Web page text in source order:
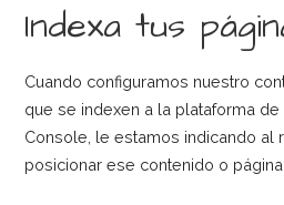
Indexa tus
Cuando configuramos nuestro
que se indexen a la plataforma
Console, le estamos indicando al
posicionar ese contenido o página.